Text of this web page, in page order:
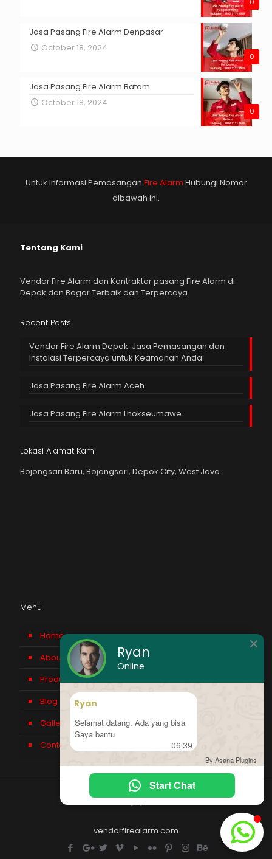
0
0
Jasa Pasang Fire Alarm Denpasar
October 18, 2024
0
Jasa Pasang Fire Alarm Batam
October 18, 2024
Untuk Informasi Pemasangan Fire Alarm Hubungi Nomor
dibawah ini.
Tentang Kami
Vendor Fire Alarm dan Kontraktor pasang FIre Alarm di
Depok dan Bogor Terbaik dan Terpercaya
Recent Posts
Vendor Fire Alarm Depok: Jasa Pemasangan dan
Instalasi Terpercaya untuk Keamanan Anda
Jasa Pasang Fire Alarm Aceh
Jasa Pasang Fire Alarm Lhokseumawe
Lokasi Alamat Kami
Bojongsari Baru, Bojongsari, Depok City, West Java
Menu
Home
About us
Product
Blog
Gallery
Contact Us
vendorfirealarm.com
Ryan
Online
Ryan
Selamat datang. Ada yang bisa
Saya bantu
06:39
By Asana Plugins
Start Chat